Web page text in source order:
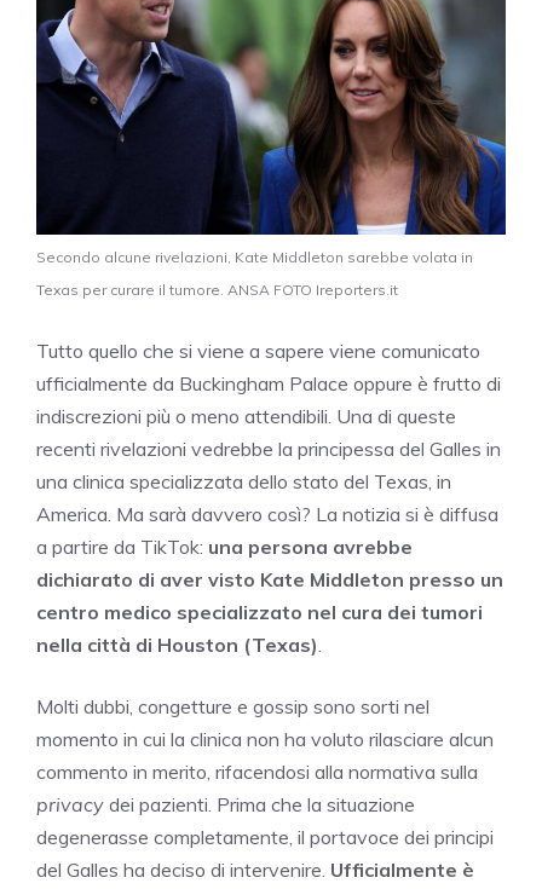
Secondo alcune rivelazioni, Kate Middleton sarebbe volata in
Texas per curare il tumore. ANSA FOTO Ireporters.it
Tutto quello che si viene a sapere viene comunicato
ufficialmente da Buckingham Palace oppure è frutto di
indiscrezioni più o meno attendibili. Una di queste
recenti rivelazioni vedrebbe la principessa del Galles in
una clinica specializzata dello stato del Texas, in
America. Ma sarà davvero così? La notizia si è diffusa
a partire da TikTok: una persona avrebbe
dichiarato di aver visto Kate Middleton presso un
centro medico specializzato nel cura dei tumori
nella città di Houston (Texas).
Molti dubbi, congetture e gossip sono sorti nel
momento in cui la clinica non ha voluto rilasciare alcun
commento in merito, rifacendosi alla normativa sulla
privacy dei pazienti. Prima che la situazione
degenerasse completamente, il portavoce dei principi
del Galles ha deciso di intervenire. Ufficialmente è